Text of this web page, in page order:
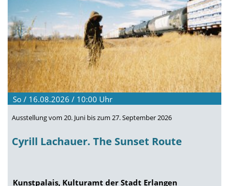
So / 16.08.2026 / 10:00 Uhr
Ausstellung vom 20. Juni bis zum 27. September 2026
Cyrill Lachauer. The Sunset Route
Kunstpalais, Kulturamt der Stadt Erlangen